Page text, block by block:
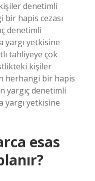
denetimli
bir hapis cezası
denetimli
yargı yetkisine
tahliyeye çok
kişiler
herhangi bir hapis
yargıç denetimli
yargı yetkisine
esas